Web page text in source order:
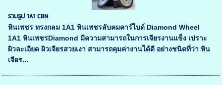
รวมรูป 1A1 CBN
หินเพชร ทรงกลม 1A1 หินเพชรลับคมคาร์ไบด์ Diamond Wheel
1A1 หินเพชรDiamond มีความสามารถในการเจียรงานแข็ง เปราะ
ผิวละเอียด ผิวเจียรสวยเงา สามารถคุมค่างานได้ดี อย่างชนิดที่ว่า หิน
เจียร...